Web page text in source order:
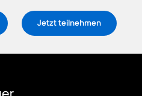
Jetzt teilnehmen